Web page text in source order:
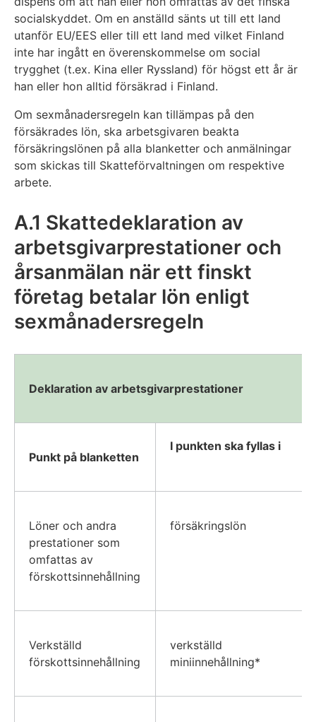
socialskyddet. Om en anställd sänts ut till ett land
utanför EU/EES eller till ett land med vilket Finland
inte har ingått en överenskommelse om social
trygghet (t.ex. Kina eller Ryssland) för högst ett år är
han eller hon alltid försäkrad i Finland.
Om sexmånadersregeln kan tillämpas på den
försäkrades lön, ska arbetsgivaren beakta
försäkringslönen på alla blanketter och anmälningar
som skickas till Skatteförvaltningen om respektive
arbete.
A.1 Skattedeklaration av
arbetsgivarprestationer och
årsanmälan när ett finskt
företag betalar lön enligt
sexmånadersregeln
Deklaration av arbetsgivarprestationer
Punkt på blanketten
I punkten ska fyllas i
Löner och andra
prestationer som
omfattas av
förskottsinnehållning
försäkringslön
Verkställd
förskottsinnehållning
verkställd
miniinnehållning*